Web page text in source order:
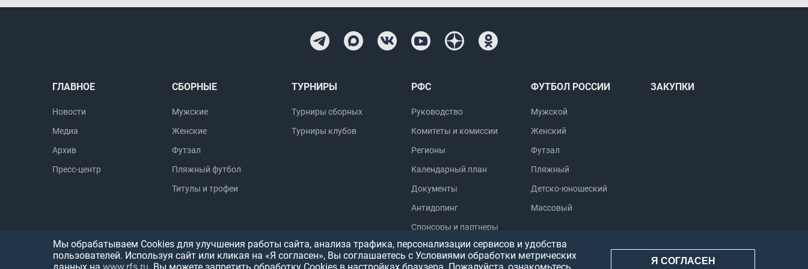
ГЛАВНОЕ
Новости
Медиа
Архив
Пресс-центр
СБОРНЫЕ
Мужские
Женские
Футзал
Пляжный футбол
Титулы и трофеи
ТУРНИРЫ
Турниры сборных
Турниры клубов
РФС
Руководство
Комитеты и комиссии
Регионы
Календарный план
Документы
Антидопинг
Спонсоры и партнеры
ФУТБОЛ РОССИИ
Мужской
Женский
Футзал
Пляжный
Детско-юношеский
Массовый
ЗАКУПКИ
Мы обрабатываем Cookies для улучшения работы сайта, анализа трафика, персонализации сервисов и удобства
пользователей. Используя сайт или кликая на «Я согласен», Вы соглашаетесь с Условиями обработки метрических
Я СОГЛАСЕН